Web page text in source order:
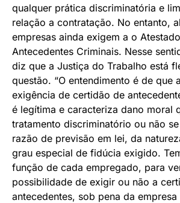
qualquer prática discriminatória e
relação a contratação. No entanto,
empresas ainda exigem a o
Antecedentes Criminais. Nesse
diz que a Justiça do Trabalho está
questão. “O entendimento é de que
exigência de certidão de
é legítima e caracteriza dano moral
tratamento discriminatório ou não
razão de previsão em lei, da
grau especial de fidúcia exigido.
função de cada empregado, para
possibilidade de exigir ou não a
antecedentes, sob pena da